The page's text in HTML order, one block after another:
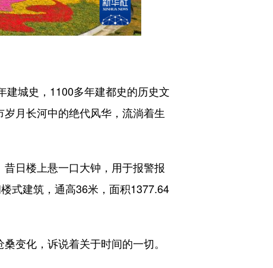
城史，1100多年建都史的历史文
月长河中的绝代风华，流淌着生
日楼上悬一口大钟，用于报警报
式建筑，通高36米，面积1377.64
变化，诉说着关于时间的一切。